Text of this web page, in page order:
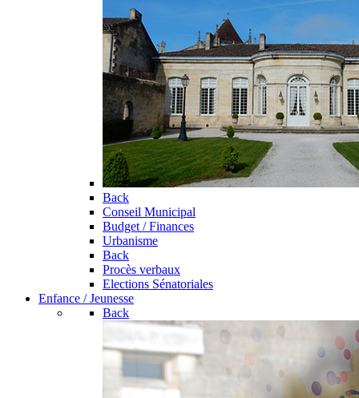
Back
Conseil Municipal
Budget / Finances
Urbanisme
Back
Procès verbaux
Elections Sénatoriales
Enfance / Jeunesse
Back